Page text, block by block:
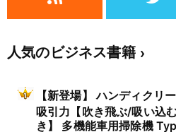
人気のビジネス書籍
【新登場】 ハンディクリ
吸引力【吹き飛ぶ/吸い込
き】 多機能車用掃除機